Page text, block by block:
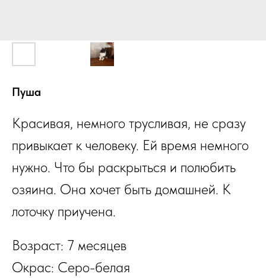
Пуша
Красивая, немного трусливая, не сразу
привыкает к человеку. Ей время немного
нужно. Что бы раскрыться и полюбить
озяина. Она хочет быть домашней. К
лоточку приучена.
Возраст: 7 месяцев
Окрас: Серо-белая